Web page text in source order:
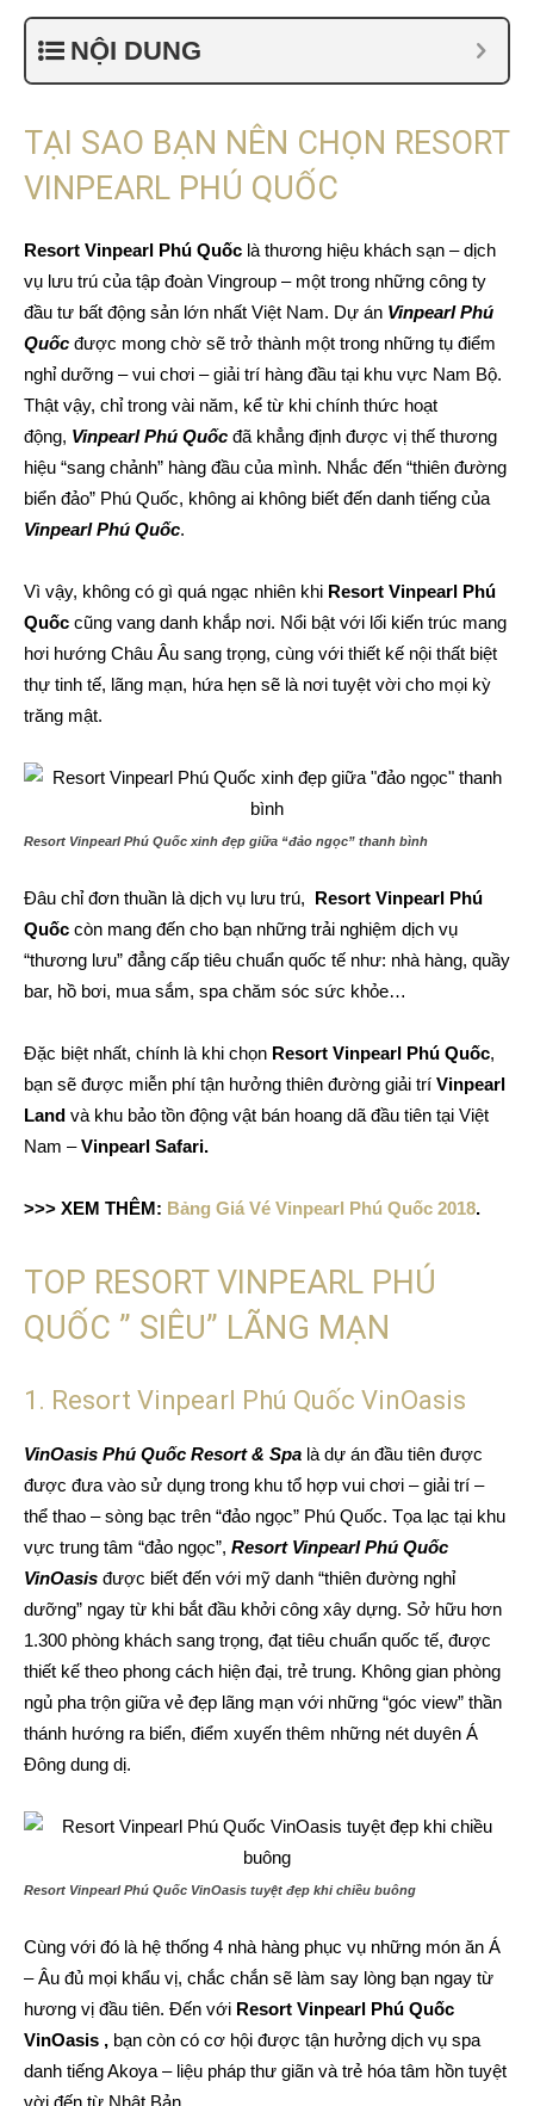
NỘI DUNG
TẠI SAO BẠN NÊN CHỌN RESORT
VINPEARL PHÚ QUỐC
Resort Vinpearl Phú Quốc là thương hiệu khách sạn – dịch
vụ lưu trú của tập đoàn Vingroup – một trong những công ty
đầu tư bất động sản lớn nhất Việt Nam. Dự án Vinpearl Phú
Quốc được mong chờ sẽ trở thành một trong những tụ điểm
nghỉ dưỡng – vui chơi – giải trí hàng đầu tại khu vực Nam Bộ.
Thật vậy, chỉ trong vài năm, kể từ khi chính thức hoạt
động, Vinpearl Phú Quốc đã khẳng định được vị thế thương
hiệu “sang chảnh” hàng đầu của mình. Nhắc đến “thiên đường
biển đảo” Phú Quốc, không ai không biết đến danh tiếng của
Vinpearl Phú Quốc.
Vì vậy, không có gì quá ngạc nhiên khi Resort Vinpearl Phú
Quốc cũng vang danh khắp nơi. Nổi bật với lối kiến trúc mang
hơi hướng Châu Âu sang trọng, cùng với thiết kế nội thất biệt
thự tinh tế, lãng mạn, hứa hẹn sẽ là nơi tuyệt vời cho mọi kỳ
trăng mật.
Resort Vinpearl Phú Quốc xinh đẹp giữa “đảo ngọc” thanh bình
Đâu chỉ đơn thuần là dịch vụ lưu trú, Resort Vinpearl Phú
Quốc còn mang đến cho bạn những trải nghiệm dịch vụ
“thương lưu” đẳng cấp tiêu chuẩn quốc tế như: nhà hàng, quầy
bar, hồ bơi, mua sắm, spa chăm sóc sức khỏe…
Đặc biệt nhất, chính là khi chọn Resort Vinpearl Phú Quốc,
bạn sẽ được miễn phí tận hưởng thiên đường giải trí Vinpearl
Land và khu bảo tồn động vật bán hoang dã đầu tiên tại Việt
Nam –Vinpearl Safari.
>>> XEM THÊM: Bảng Giá Vé Vinpearl Phú Quốc 2018.
TOP RESORT VINPEARL PHÚ
QUỐC ” SIÊU” LÃNG MẠN
1. Resort Vinpearl Phú Quốc VinOasis
VinOasis Phú Quốc Resort & Spa là dự án đầu tiên được
được đưa vào sử dụng trong khu tổ hợp vui chơi – giải trí –
thể thao – sòng bạc trên “đảo ngọc” Phú Quốc. Tọa lạc tại khu
vực trung tâm “đảo ngọc”, Resort Vinpearl Phú Quốc
VinOasis được biết đến với mỹ danh “thiên đường nghỉ
dưỡng” ngay từ khi bắt đầu khởi công xây dựng. Sở hữu hơn
1.300 phòng khách sang trọng, đạt tiêu chuẩn quốc tế, được
thiết kế theo phong cách hiện đại, trẻ trung. Không gian phòng
ngủ pha trộn giữa vẻ đẹp lãng mạn với những “góc view” thần
thánh hướng ra biển, điểm xuyến thêm những nét duyên Á
Đông dung dị.
Resort Vinpearl Phú Quốc VinOasis tuyệt đẹp khi chiều buông
Cùng với đó là hệ thống 4 nhà hàng phục vụ những món ăn Á
– Âu đủ mọi khẩu vị, chắc chắn sẽ làm say lòng bạn ngay từ
hương vị đầu tiên. Đến với Resort Vinpearl Phú Quốc
VinOasis , bạn còn có cơ hội được tận hưởng dịch vụ spa
danh tiếng Akoya – liệu pháp thư giãn và trẻ hóa tâm hồn tuyệt
vời đến từ Nhật Bản.